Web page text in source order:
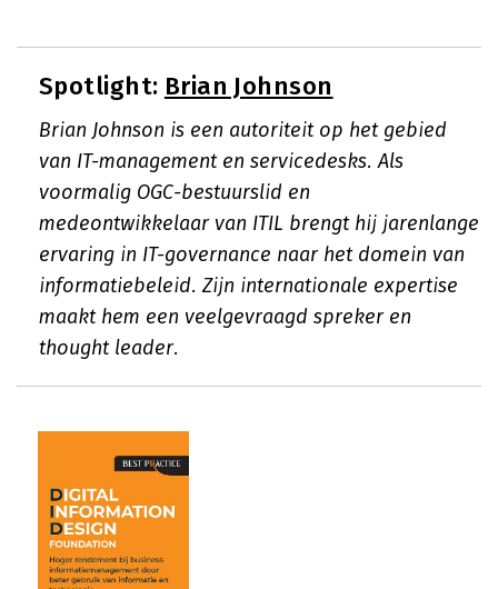
Spotlight: Brian Johnson
Brian Johnson is een autoriteit op het gebied
van IT-management en servicedesks. Als
voormalig OGC-bestuurslid en
medeontwikkelaar van ITIL brengt hij jarenlange
ervaring in IT-governance naar het domein van
informatiebeleid. Zijn internationale expertise
maakt hem een veelgevraagd spreker en
thought leader.